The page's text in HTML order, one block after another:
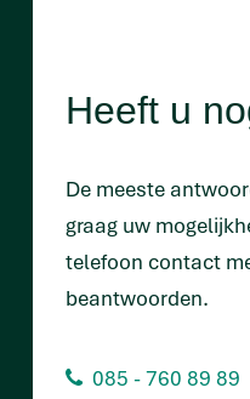
Heeft u
De meeste
graag uw
telefoon contact
beantwoorden.
085 - 760 89 89